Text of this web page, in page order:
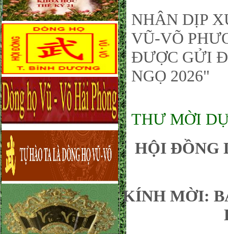
NHÂN DỊP
VŨ-VÕ
ĐƯỢC GỬI
NGỌ 2026"
THƯ MỜI
HỘI ĐỒNG
KÍNH MỜI: